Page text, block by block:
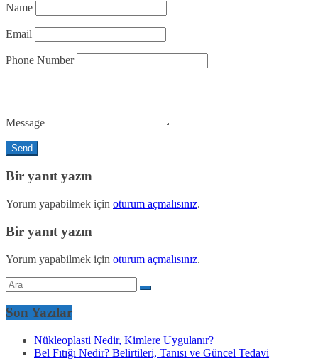
Name
Email
Phone Number
Message
Bir yanıt yazın
Yorum yapabilmek için oturum açmalısınız.
Bir yanıt yazın
Yorum yapabilmek için oturum açmalısınız.
Son Yazılar
Nükleoplasti Nedir, Kimlere Uygulanır?
Bel Fıtığı Nedir? Belirtileri, Tanısı ve Güncel Tedavi